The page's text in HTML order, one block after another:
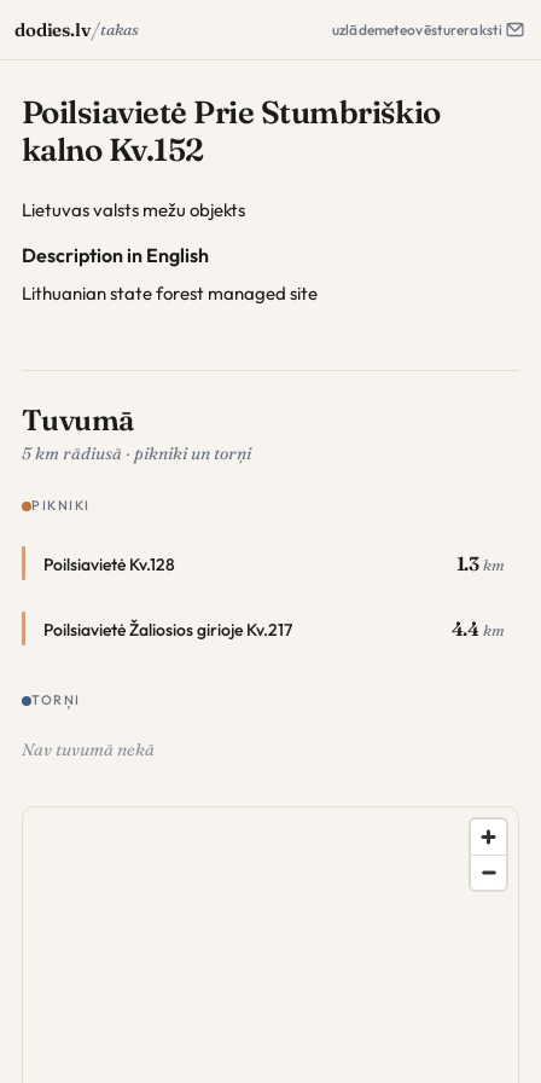
dodies.lv/takas uzlādemeteovēstureraksti
Poilsiavietė Prie Stumbriškio
kalno Kv.152
Lietuvas valsts mežu objekts
Description in English
Lithuanian state forest managed site
Tuvumā
5 km rādiusā · pikniki un torņi
PIKNIKI
Poilsiavietė Kv.128 1.3 km
Poilsiavietė Žaliosios girioje Kv.217 4.4 km
TORŅI
Nav tuvumā nekā